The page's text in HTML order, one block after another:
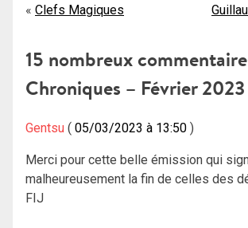
Navigation
l’article
Clefs Magiques
15 nombreux
Chroniques – Février 2023
Gentsu 05/03/2023 à 13:50
Merci pour cette belle émission qui
malheureusement la fin de celles des
FIJ